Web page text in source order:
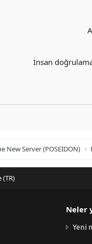
İnsan
New Server (POSEIDON)
Neler
Yeni